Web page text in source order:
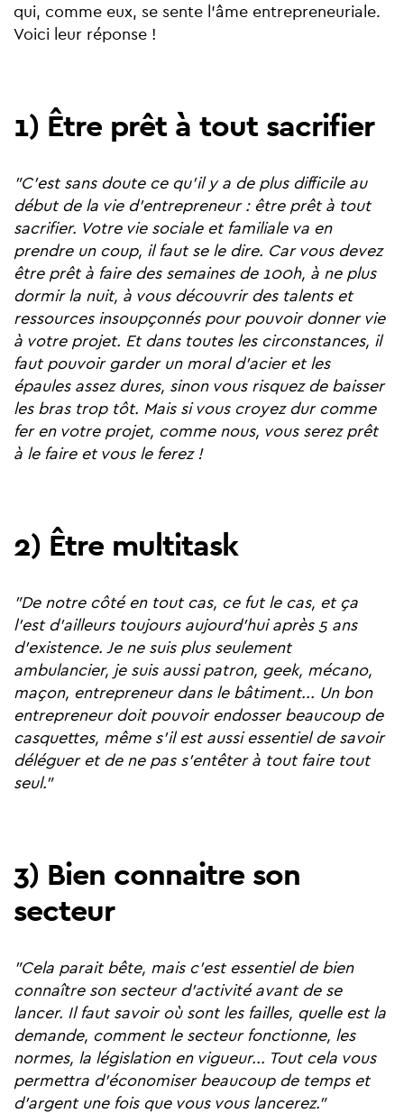
qui, comme eux, se sente l'âme entrepreneuriale.
Voici leur réponse !
1) Être prêt à tout sacrifier
"C'est sans doute ce qu'il y a de plus difficile au
début de la vie d'entrepreneur : être prêt à tout
sacrifier. Votre vie sociale et familiale va en
prendre un coup, il faut se le dire. Car vous devez
être prêt à faire des semaines de 100h, à ne plus
dormir la nuit, à vous découvrir des talents et
ressources insoupçonnés pour pouvoir donner vie
à votre projet. Et dans toutes les circonstances, il
faut pouvoir garder un moral d'acier et les
épaules assez dures, sinon vous risquez de baisser
les bras trop tôt. Mais si vous croyez dur comme
fer en votre projet, comme nous, vous serez prêt
à le faire et vous le ferez !
2) Être multitask
"De notre côté en tout cas, ce fut le cas, et ça
l'est d'ailleurs toujours aujourd'hui après 5 ans
d'existence. Je ne suis plus seulement
ambulancier, je suis aussi patron, geek, mécano,
maçon, entrepreneur dans le bâtiment... Un bon
entrepreneur doit pouvoir endosser beaucoup de
casquettes, même s'il est aussi essentiel de savoir
déléguer et de ne pas s'entêter à tout faire tout
seul."
3) Bien connaitre son
secteur
"Cela parait bête, mais c'est essentiel de bien
connaître son secteur d'activité avant de se
lancer. Il faut savoir où sont les failles, quelle est la
demande, comment le secteur fonctionne, les
normes, la législation en vigueur... Tout cela vous
permettra d'économiser beaucoup de temps et
d'argent une fois que vous vous lancerez."